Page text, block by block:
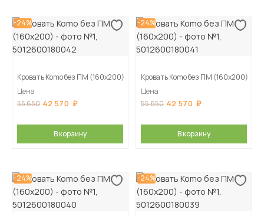
-24%
Кровать Komo без ПМ (160х200)
Цена
55 650 42 570
В корзину
-24%
Кровать Komo без ПМ (160х200)
Цена
55 650 42 570
В корзину
-24% -24%